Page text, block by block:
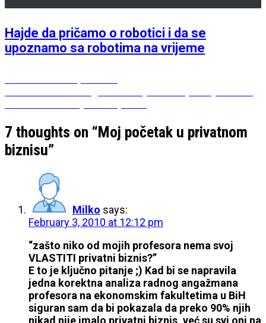
Hajde da pričamo o robotici i da se
upoznamo sa robotima na vrijeme
Post
navigation
7 thoughts on “Moj početak u privatnom
biznisu”
Milko says:
February 3, 2010 at 12:12 pm
“zašto niko od mojih profesora nema svoj
VLASTITI privatni biznis?”
E to je ključno pitanje ;) Kad bi se napravila
jedna korektna analiza radnog angažmana
profesora na ekonomskim fakultetima u BiH
siguran sam da bi pokazala da preko 90% njih
nikad nije imalo privatni biznis, već su svi oni na